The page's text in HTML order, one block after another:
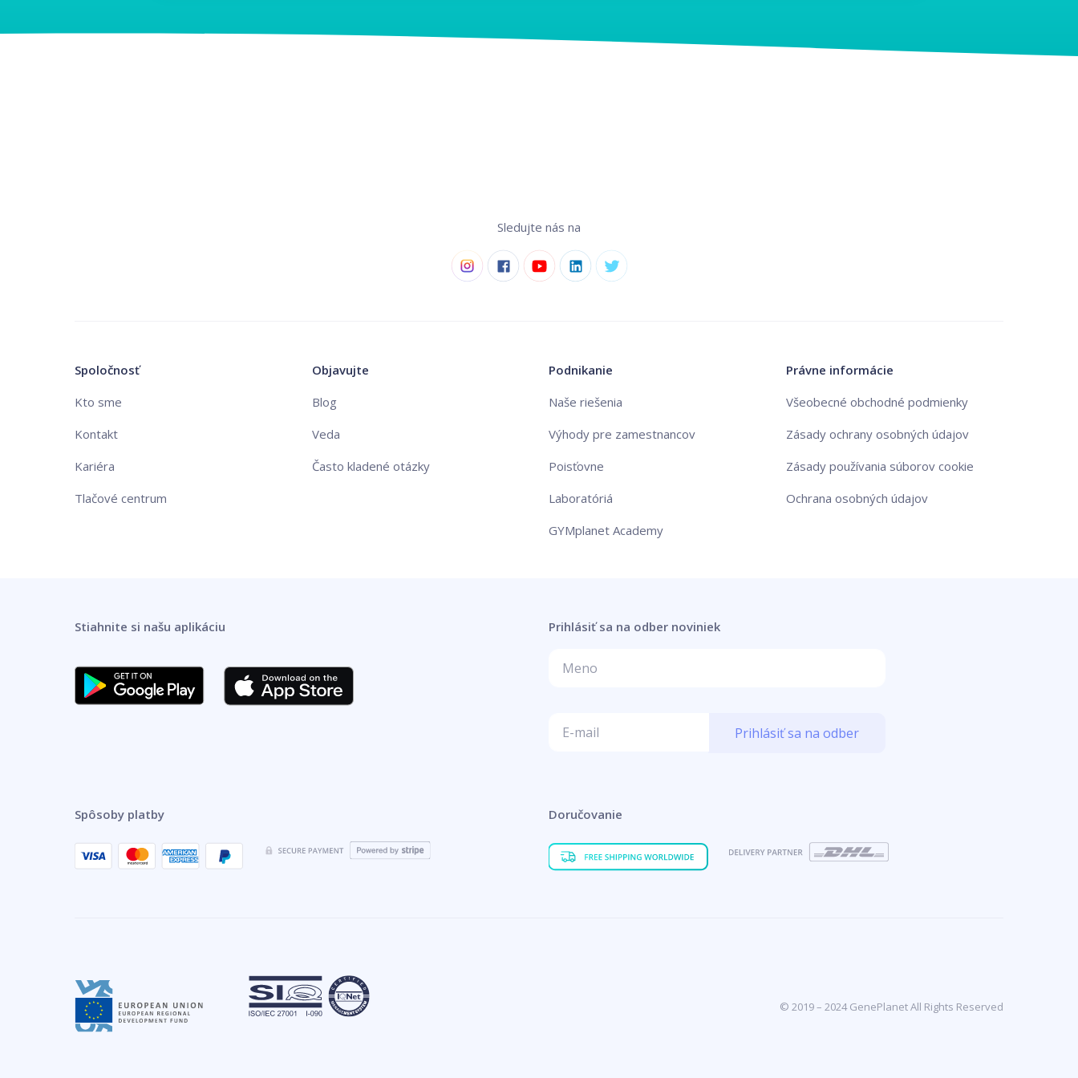
Sledujte nás na
Spoločnosť
Kto sme
Kontakt
Kariéra
Tlačové centrum
Objavujte
Blog
Veda
Často kladené otázky
Podnikanie
Naše riešenia
Výhody pre zamestnancov
Poisťovne
Laboratóriá
GYMplanet Academy
Právne informácie
Všeobecné obchodné podmienky
Zásady ochrany osobných údajov
Zásady používania súborov cookie
Ochrana osobných údajov
Stiahnite si našu aplikáciu Prihlásiť sa na odber noviniek
Prihlásiť sa na odber
Spôsoby platby Doručovanie
© 2019 – 2024 GenePlanet All Rights Reserved